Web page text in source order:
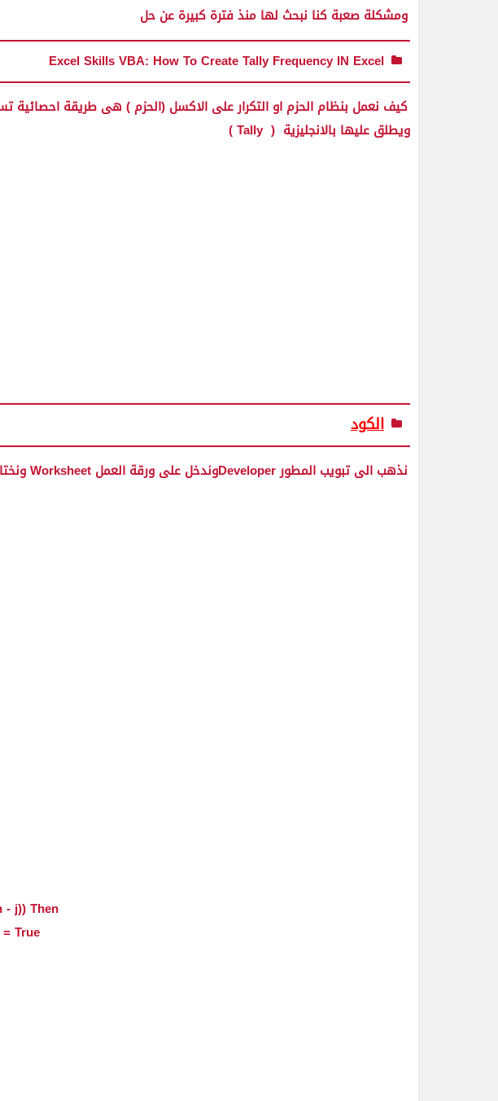
ومشكلة صعبة كنا نبحث لها منذ فترة كبيرة عن حل
Excel Skills VBA: How To Create Tally Frequency IN Excel
كيف نعمل بنظام الحزم او التكرار على الاكسل (الحزم ) هى طريقة احصائية
ويطلق عليها بالانجليزية ( Tally )
الكود
نذهب الى تبويب المطور Developerوندخل على ورقة العمل Worksheet ونختار حدث النقر المزدوج Duobel click